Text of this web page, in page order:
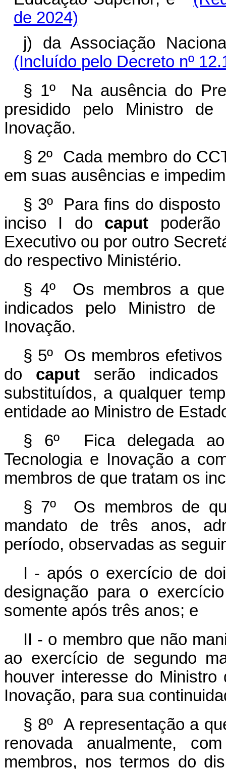
de 2024)
j) da Associação
(Incluído pelo Decreto nº
§ 1º Na ausência do
presidido pelo Ministro de
Inovação.
§ 2º Cada membro do
em suas ausências e
§ 3º Para fins do
inciso I do caput
Executivo ou por outro
do respectivo Ministério.
§ 4º Os membros a
indicados pelo Ministro
Inovação.
§ 5º Os membros
do caput serão
substituídos, a qualquer
entidade ao Ministro de
§ 6º Fica delegada
Tecnologia e Inovação a
membros de que tratam os
§ 7º Os membros de
mandato de três anos,
período, observadas as
I - após o exercício de
designação para o
somente após três anos; e
II - o membro que não
ao exercício de segundo
houver interesse do
Inovação, para sua
§ 8º A representação a
renovada anualmente,
membros, nos termos do